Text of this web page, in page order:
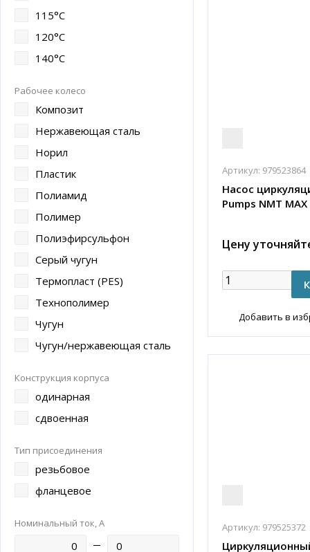
115°C
120°C
140°C
Рабочее колесо
Композит
Нержавеющая сталь
Норил
Пластик
Полиамид
Полимер
Полиэфирсульфон
Серый чугун
Термопласт (PES)
Технополимер
Чугун
Чугун/нержавеющая сталь
Конструкция корпуса
одинарная
сдвоенная
Тип присоединения
резьбовое
фланцевое
Номинальный ток, А
Артикул: 979523864
Насос
Pumps NMT
Цену
Добавить в
Артикул: 979525372